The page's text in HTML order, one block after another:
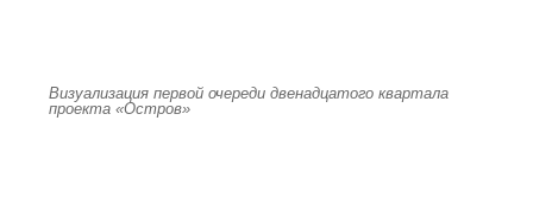
Визуализация первой очереди двенадцатого квартала
проекта «Остров»